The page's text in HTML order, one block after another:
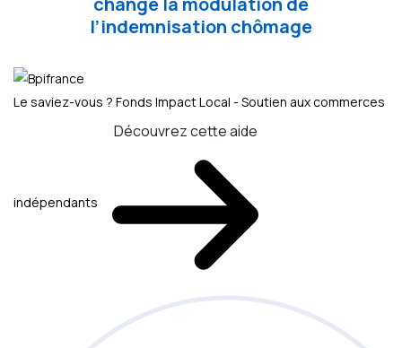
l’indemnisation chômage
Le saviez-vous ? Fonds Impact Local - Soutien aux commerces
indépendants
Découvrez cette aide